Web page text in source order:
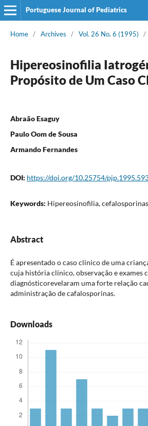
Portuguese Journal of Pediatrics
Home / Archives / Vol. 26 No. 6 (1995) /
Hipereosinofilia
Propósito de Um Caso
Abraão Esaguy
Paulo Oom de Sousa
Armando Fernandes
DOI: https://doi.org/10.25754/
Keywords: Hipereosinofilia,
Abstract
É apresentado o caso clínico de uma
cuja história clínico, observação e exames
diagnósticorevelaram uma forte relação
administração de cafalosporinas.
Downloads